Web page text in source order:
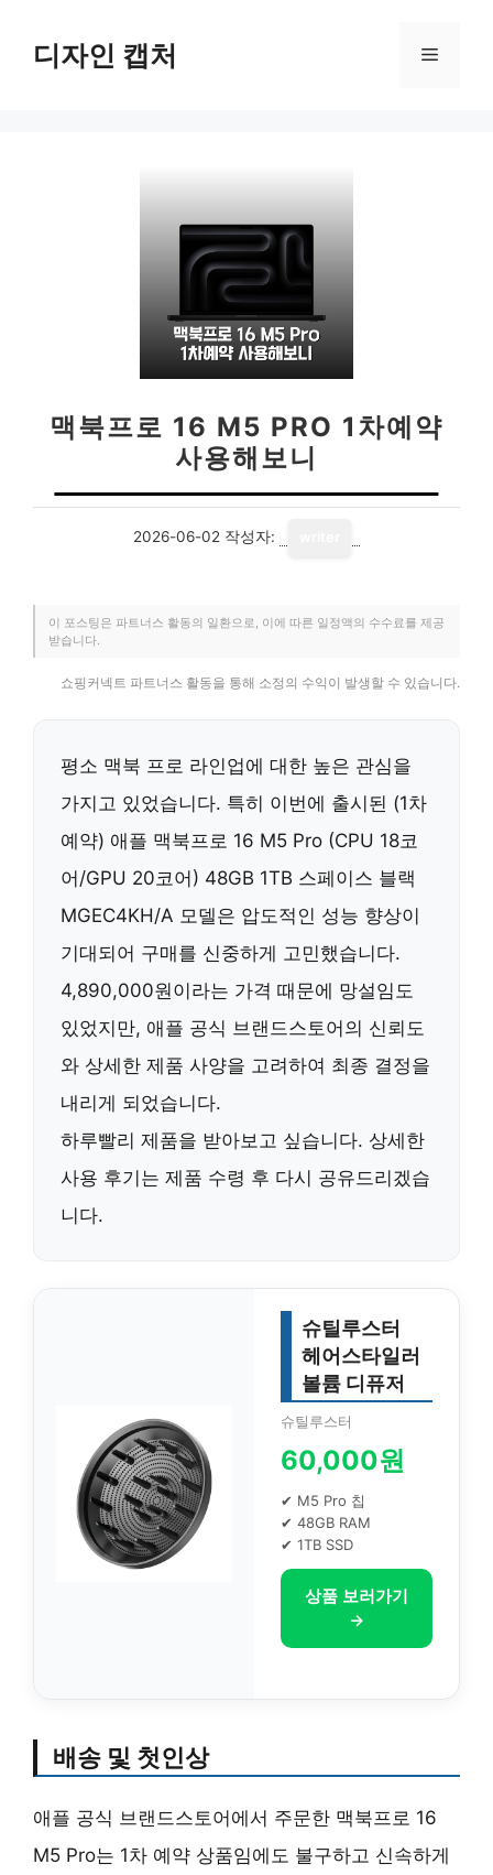
디자인 캡처 메
맥북프로 16 M5 PRO 1차예약
사용해보니
2026-06-02 작성자:
이 포스팅은 파트너스 활동의 일환으로, 이에 따른 일정액의 수수료를 제공
받습니다.
쇼핑커넥트 파트너스 활동을 통해 소정의 수익이 발생할 수 있습니다.
평소 맥북 프로 라인업에 대한 높은 관심을
가지고 있었습니다. 특히 이번에 출시된 (1차
예약) 애플 맥북프로 16 M5 Pro (CPU 18코
어/GPU 20코어) 48GB 1TB 스페이스 블랙
MGEC4KH/A 모델은 압도적인 성능 향상이
기대되어 구매를 신중하게 고민했습니다.
4,890,000원이라는 가격 때문에 망설임도
있었지만, 애플 공식 브랜드스토어의 신뢰도
와 상세한 제품 사양을 고려하여 최종 결정을
내리게 되었습니다.
하루빨리 제품을 받아보고 싶습니다. 상세한
사용 후기는 제품 수령 후 다시 공유드리겠습
니다.
슈틸루스터
헤어스타일러
볼륨 디퓨저
슈틸루스터
60,000원
✔ M5 Pro 칩
✔ 48GB RAM
✔ 1TB SSD
상품 보러가기
→
배송 및 첫인상
애플 공식 브랜드스토어에서 주문한 맥북프로 16
M5 Pro는 1차 예약 상품임에도 불구하고 신속하게